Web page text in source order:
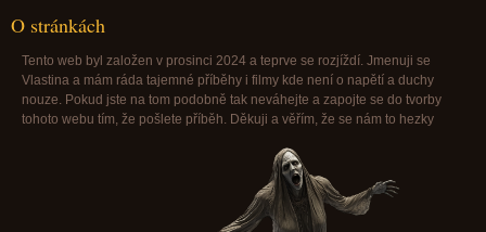
O stránkách
Tento web byl založen v prosinci 2024 a teprve se rozjíždí. Jmenuji se
Vlastina a mám ráda tajemné příběhy i filmy kde není o napětí a duchy
nouze. Pokud jste na tom podobně tak neváhejte a zapojte se do tvorby
tohoto webu tím, že pošlete příběh. Děkuji a věřím, že se nám to hezky